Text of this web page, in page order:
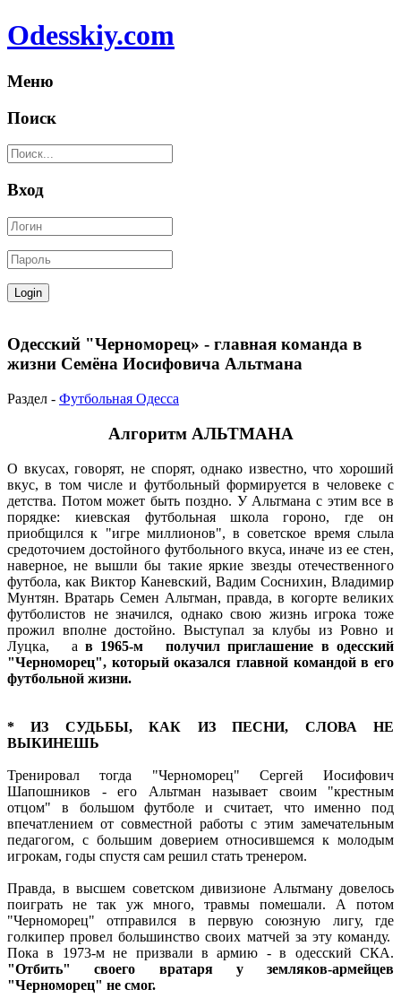
Odesskiy.com
Меню
Поиск
Вход
Одесский "Черноморец» - главная команда в
жизни Семёна Иосифовича Альтмана
Раздел - Футбольная Одесса
Алгоритм АЛЬТМАНА
О вкусах, говорят, не спорят, однако известно, что хороший
вкус, в том числе и футбольный формируется в человеке с
детства. Потом может быть поздно. У Альтмана с этим все в
порядке: киевская футбольная школа гороно, где он
приобщился к "игре миллионов", в советское время слыла
средоточием достойного футбольного вкуса, иначе из ее стен,
наверное, не вышли бы такие яркие звезды отечественного
футбола, как Виктор Каневский, Вадим Соснихин, Владимир
Мунтян. Вратарь Семен Альтман, правда, в когорте великих
футболистов не значился, однако свою жизнь игрока тоже
прожил вполне достойно. Выступал за клубы из Ровно и
Луцка, ав 1965-м получил приглашение в одесский
"Черноморец", который оказался главной командой в его
футбольной жизни.
* ИЗ СУДЬБЫ, КАК ИЗ ПЕСНИ, СЛОВА НЕ
ВЫКИНЕШЬ
Тренировал тогда "Черноморец" Сергей Иосифович
Шапошников - его Альтман называет своим "крестным
отцом" в большом футболе и считает, что именно под
впечатлением от совместной работы с этим замечательным
педагогом, с большим доверием относившемся к молодым
игрокам, годы спустя сам решил стать тренером.
Правда, в высшем советском дивизионе Альтману довелось
поиграть не так уж много, травмы помешали. А потом
"Черноморец" отправился в первую союзную лигу, где
голкипер провел большинство своих матчей за эту команду.
Пока в 1973-м не призвали в армию - в одесский СКА.
"Отбить" своего вратаря у земляков-армейцев
"Черноморец" не смог.